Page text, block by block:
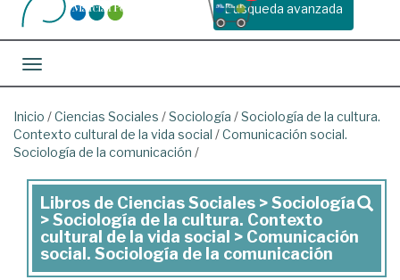
Busqueda avanzada
Toggle navigation
Inicio /Ciencias Sociales /Sociología /Sociología de la cultura.
Contexto cultural de la vida social /Comunicación social.
Sociología de la comunicación /
Libros
de
Ciencias
Libros de Ciencias Sociales > Sociología
> Sociología de la cultura. Contexto
cultural de la vida social > Comunicación
social. Sociología de la comunicación